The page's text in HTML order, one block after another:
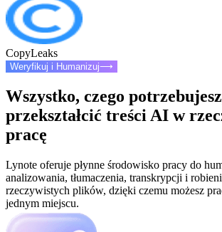
CopyLeaks
Weryfikuj i Humanizuj⟶
Wszystko, czego
przekształcić treści AI w
pracę
Lynote oferuje płynne środowisko pracy do
analizowania, tłumaczenia, transkrypcji i
rzeczywistych plików, dzięki czemu możesz
jednym miejscu.